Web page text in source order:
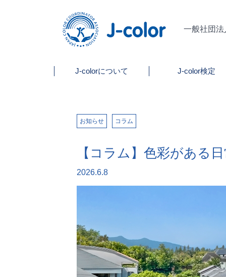
一般社団
J-colorについて J-color検定
お知らせ コラム
【コラム】色彩がある
2026.6.8